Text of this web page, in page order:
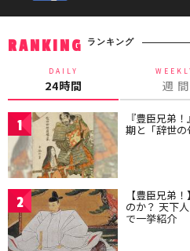
RANKING ランキング
DAILY
24時間 週 間
1 『豊臣兄弟
期と「辞世
2 【豊臣兄弟
のか？ 天下
で一挙紹介